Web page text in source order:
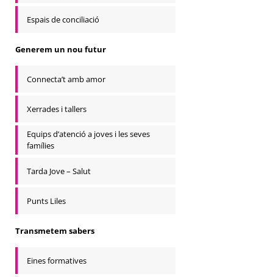
Espais de conciliació
Generem un nou futur
Connecta’t amb amor
Xerrades i tallers
Equips d’atenció a joves i les seves
famílies
Tarda Jove – Salut
Punts Liles
Transmetem sabers
Eines formatives